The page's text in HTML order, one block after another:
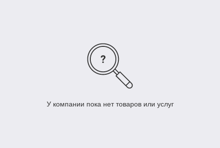
У компании пока нет товаров или услуг